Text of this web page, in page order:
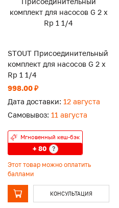
STOUT Присоединительный
комплект для насосов G 2 x
Rp 1 1/4
998.00 ₽
Дата доставки: 12 августа
Самовывоз: 11 августа
Мгновенный кеш-бэк
+ 80 ?
Этот товар можно оплатить
баллами
КОНСУЛЬТАЦИЯ